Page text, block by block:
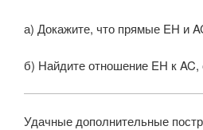
а) Докажите, что прямые EH и
б) Найдите отношение EH к
Удачные дополнительные